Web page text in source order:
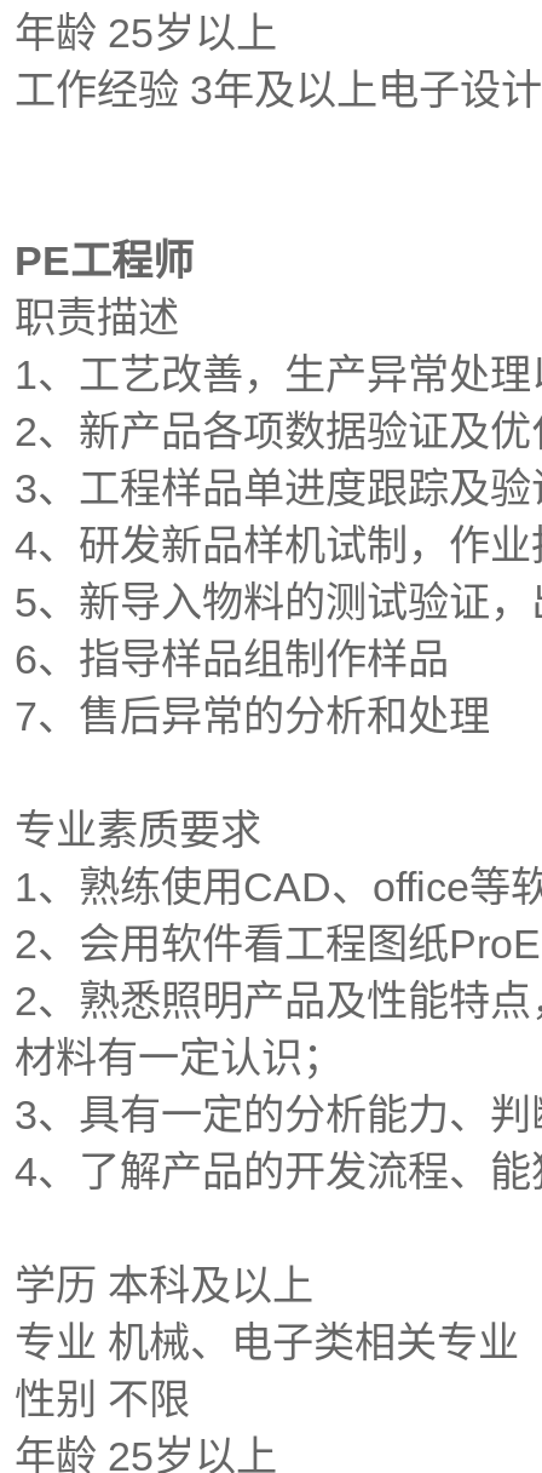
年龄 25岁以上
工作经验 3年及以上电子设
PE工程师
职责描述
1、工艺改善，生产异常处
2、新产品各项数据验证及优
3、工程样品单进度跟踪及验
4、研发新品样机试制，作
5、新导入物料的测试验证
6、指导样品组制作样品
7、售后异常的分析和处理
专业素质要求
1、熟练使用CAD、office等
2、会用软件看工程图纸
2、熟悉照明产品及性能特
材料有一定认识；
3、具有一定的分析能力、
4、了解产品的开发流程、
学历 本科及以上
专业 机械、电子类相关专业
性别 不限
年龄 25岁以上